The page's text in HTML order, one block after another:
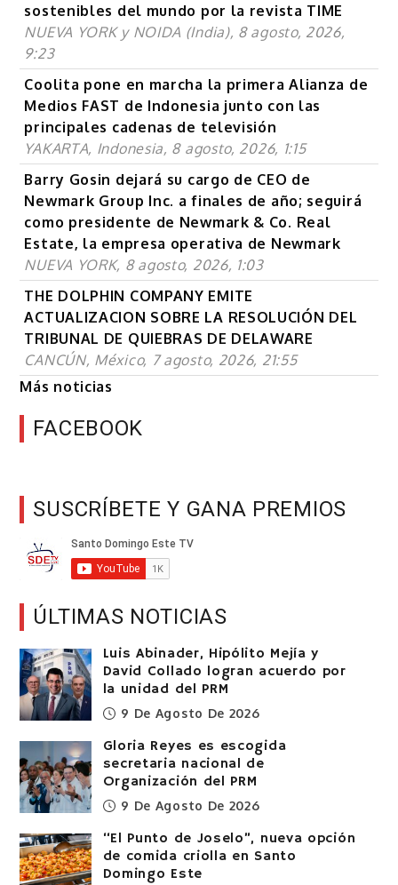
sostenibles del mundo por la revista TIME
NUEVA YORK y NOIDA (India), 8 agosto, 2026,
9:23
Coolita pone en marcha la primera Alianza de
Medios FAST de Indonesia junto con las
principales cadenas de televisión
YAKARTA, Indonesia, 8 agosto, 2026, 1:15
Barry Gosin dejará su cargo de CEO de
Newmark Group Inc. a finales de año; seguirá
como presidente de Newmark & Co. Real
Estate, la empresa operativa de Newmark
NUEVA YORK, 8 agosto, 2026, 1:03
THE DOLPHIN COMPANY EMITE
ACTUALIZACION SOBRE LA RESOLUCIÓN DEL
TRIBUNAL DE QUIEBRAS DE DELAWARE
CANCÚN, México, 7 agosto, 2026, 21:55
Más noticias
FACEBOOK
SUSCRÍBETE Y GANA PREMIOS
ÚLTIMAS NOTICIAS
Luis Abinader, Hipólito Mejía y
David Collado logran acuerdo por
la unidad del PRM
9 De Agosto De 2026
Gloria Reyes es escogida
secretaria nacional de
Organización del PRM
9 De Agosto De 2026
“El Punto de Joselo”, nueva opción
de comida criolla en Santo
Domingo Este